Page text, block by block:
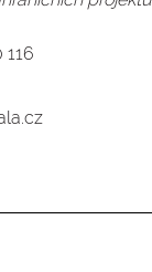
116